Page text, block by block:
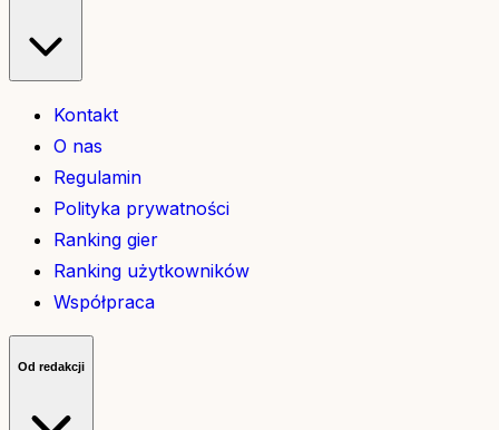
Kontakt
O nas
Regulamin
Polityka prywatności
Ranking gier
Ranking użytkowników
Współpraca
Od redakcji